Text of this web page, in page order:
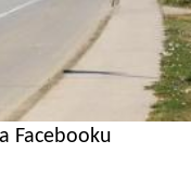
Facebooku